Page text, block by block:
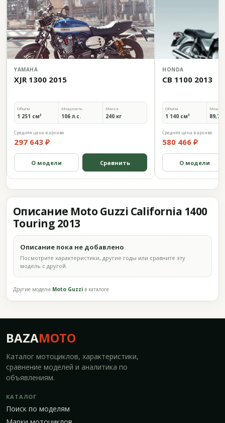
YAMAHA
XJR 1300 2015
Объём
1 251 см³
Мощность
106 л.с.
Масса
240 кг
Средняя цена в архиве
297 643 ₽
О модели Сравнить
HONDA
CB 1100 2013
Объём
1 140 см³ 89,7
Средняя цена в архиве
580 466 ₽
О модели
Описание Moto Guzzi California 1400
Touring 2013
Описание пока не добавлено
Посмотрите характеристики, другие годы или сравните эту
модель с другой.
Другие модели Moto Guzzi в каталоге
BAZAMOTO
Каталог мотоциклов, характеристики,
сравнение моделей и аналитика по
объявлениям.
КАТАЛОГ
Поиск по моделям